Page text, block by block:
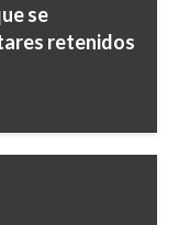
se
retenidos